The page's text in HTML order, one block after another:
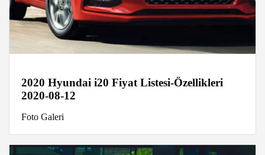
2020 Hyundai i20 Fiyat Listesi-Özellikleri
2020-08-12
Foto Galeri